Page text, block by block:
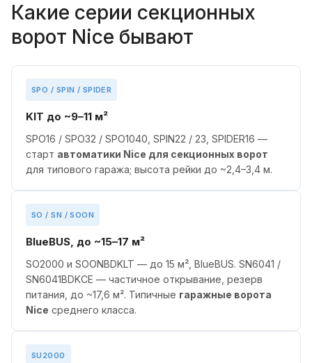
Какие серии секционных
ворот Nice бывают
SPO / SPIN / SPIDER
KIT до ~9–11 м²
SPO16 / SPO32 / SPO1040, SPIN22 / 23, SPIDER16 —
старт автоматики Nice для секционных ворот
для типового гаража; высота рейки до ~2,4–3,4 м.
SO / SN / SOON
BlueBUS, до ~15–17 м²
SO2000 и SOONBDKLT — до 15 м², BlueBUS. SN6041 /
SN6041BDKCE — частичное открывание, резерв
питания, до ~17,6 м². Типичные гаражные ворота
Nice среднего класса.
SU2000